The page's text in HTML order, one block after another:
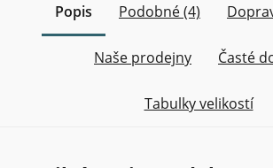
Popis Podobné (4)
Naše prodejny Časté
Tabulky velikostí